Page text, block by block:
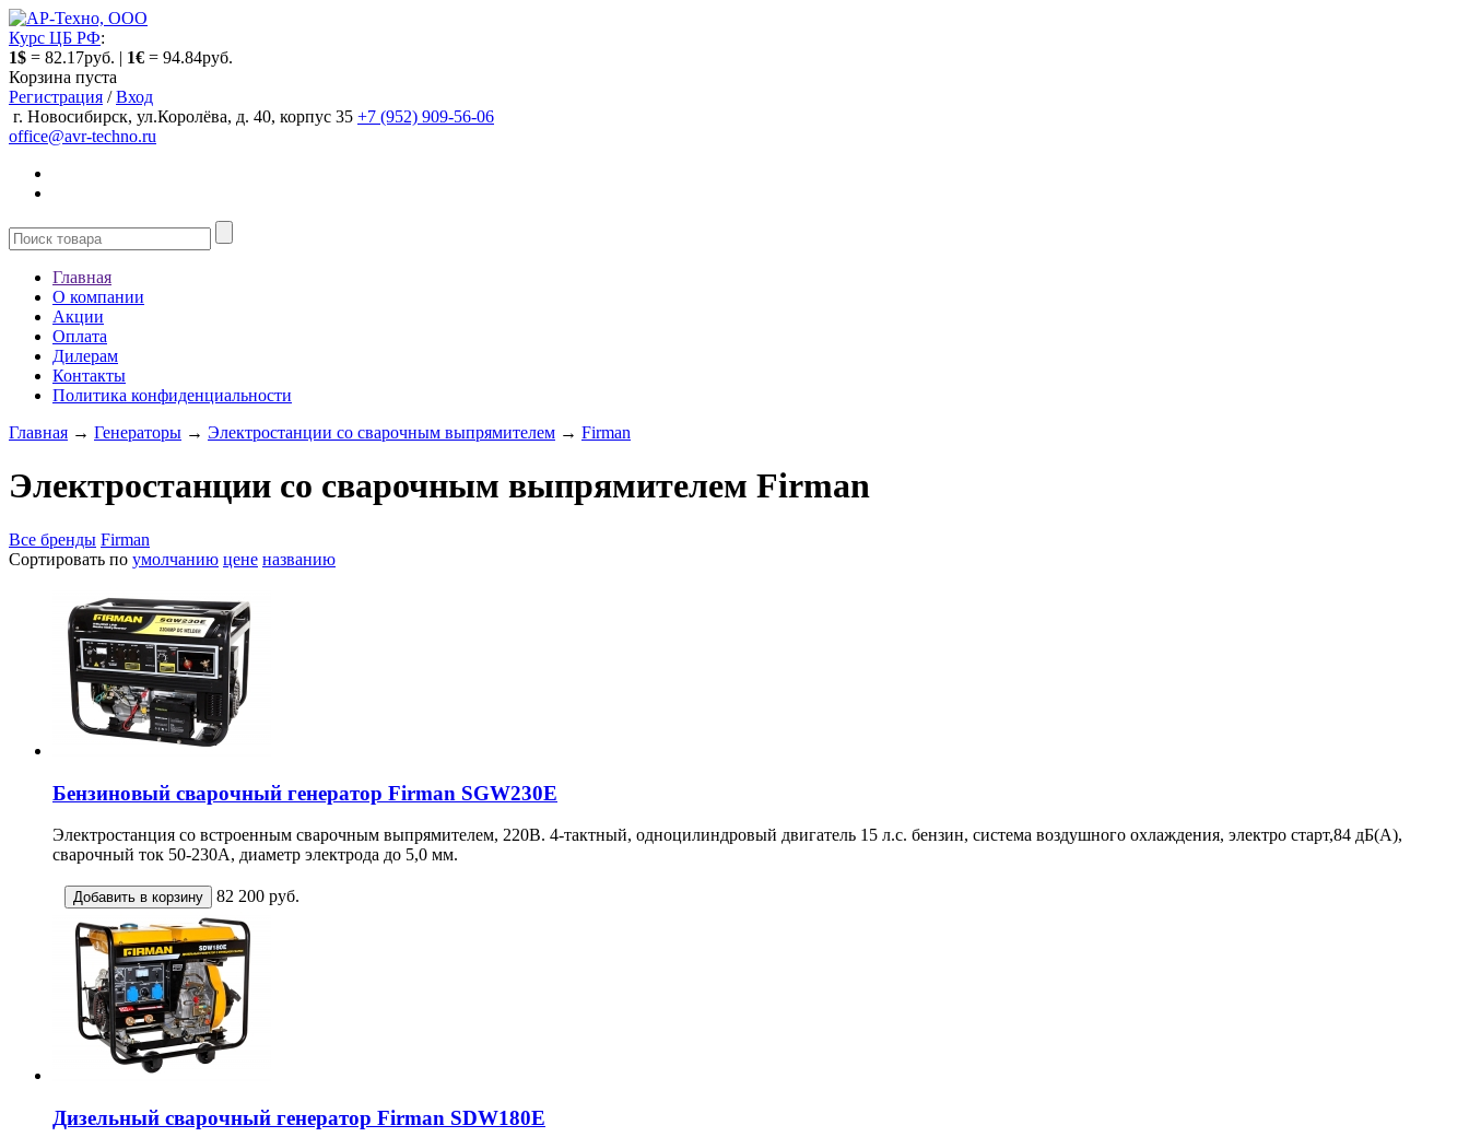
Курс ЦБ РФ:
1$ = 82.17руб. | 1€ = 94.84руб.
Корзина пуста
Регистрация /Вход
г. Новосибирск, ул.Королёва, д. 40, корпус 35 +7 (952) 909-56-06
office@avr-techno.ru
Главная
О компании
Акции
Оплата
Дилерам
Контакты
Политика конфиденциальности
Главная → Генераторы → Электростанции со сварочным выпрямителем → Firman
Электростанции со сварочным выпрямителем Firman
Все бренды Firman
Сортировать по умолчанию цене названию
Бензиновый сварочный генератор Firman SGW230E
Электростанция со встроенным сварочным выпрямителем, 220В. 4-тактный, одноцилиндровый двигатель 15 л.с. бензин, система воздушного охлаждения, электро старт,84 дБ(А),
сварочный ток 50-230А, диаметр электрода до 5,0 мм.
82 200 руб.
Дизельный сварочный генератор Firman SDW180E